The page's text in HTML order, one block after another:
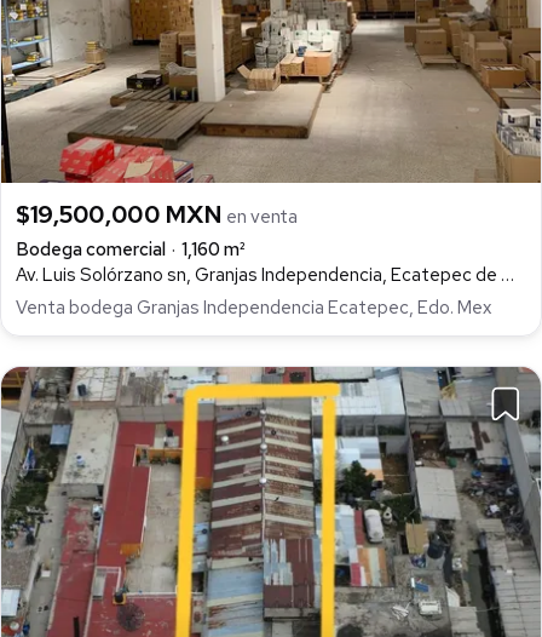
$19,500,000 MXN en venta
Bodega comercial
1,160 m²
Av. Luis Solórzano sn, Granjas Independencia, Ecatepec de Morelos
Venta bodega Granjas Independencia Ecatepec, Edo. Mex